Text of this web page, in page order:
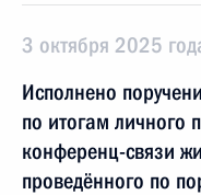
3 октября 2025
Исполнено
по итогам личного
конференц-связи
проведённого по